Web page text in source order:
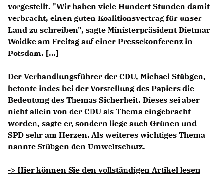
vorgestellt. "Wir haben viele Hundert Stunden damit
verbracht, einen guten Koalitionsvertrag für unser
Land zu schreiben", sagte Ministerpräsident Dietmar
Woidke am Freitag auf einer Pressekonferenz in
Potsdam. [...]
Der Verhandlungsführer der CDU, Michael Stübgen,
betonte indes bei der Vorstellung des Papiers die
Bedeutung des Themas Sicherheit. Dieses sei aber
nicht allein von der CDU als Thema eingebracht
worden, sagte er, sondern liege auch Grünen und
SPD sehr am Herzen. Als weiteres wichtiges Thema
nannte Stübgen den Umweltschutz.
-> Hier können Sie den vollständigen Artikel lesen